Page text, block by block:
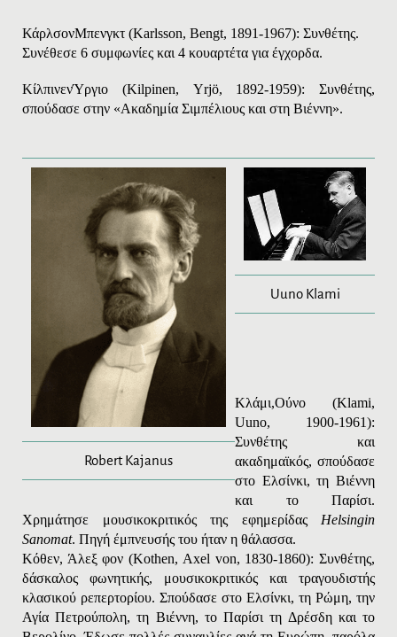
ΚάρλσονΜπενγκτ (Karlsson, Bengt, 1891-1967): Συνθέτης.
Συνέθεσε 6 συμφωνίες και 4 κουαρτέτα για έγχορδα.
ΚίλπινενΎργιο (Kilpinen, Yrjö, 1892-1959): Συνθέτης,
σπούδασε στην «Ακαδημία Σιμπέλιους και στη Βιέννη».
Robert Kajanus
Uuno Klami
Κλάμι,Ούνο (Klami,
Uuno, 1900-1961):
Συνθέτης και
ακαδημαϊκός, σπούδασε
στο Ελσίνκι, τη Βιέννη
και το Παρίσι.
Χρημάτησε μουσικοκριτικός της εφημερίδας Helsingin
Sanomat. Πηγή έμπνευσής του ήταν η θάλασσα.
Κόθεν, Άλεξ φον (Κοthen, Axel von, 1830-1860): Συνθέτης,
δάσκαλος φωνητικής, μουσικοκριτικός και τραγουδιστής
κλασικού ρεπερτορίου. Σπούδασε στο Ελσίνκι, τη Ρώμη, την
Αγία Πετρούπολη, τη Βιέννη, το Παρίσι τη Δρέσδη και το